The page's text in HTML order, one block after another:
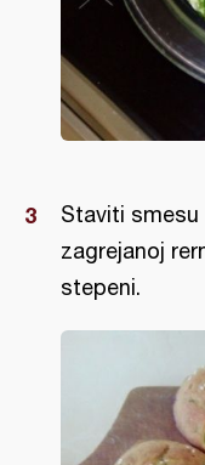
Staviti smesu
zagrejanoj
stepeni.